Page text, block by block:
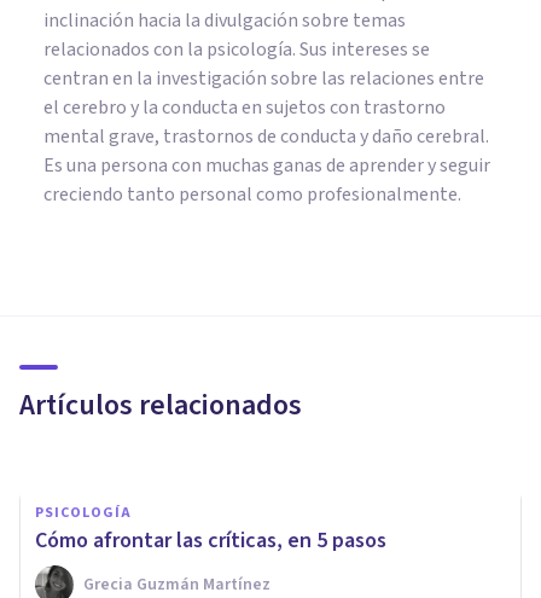
inclinación hacia la divulgación sobre temas
relacionados con la psicología. Sus intereses se
centran en la investigación sobre las relaciones entre
el cerebro y la conducta en sujetos con trastorno
mental grave, trastornos de conducta y daño cerebral.
Es una persona con muchas ganas de aprender y seguir
creciendo tanto personal como profesionalmente.
Artículos relacionados
buena autoestima?
PSICOLOGÍA
Cómo afrontar las críticas, en 5 pasos
Grecia Guzmán Martínez